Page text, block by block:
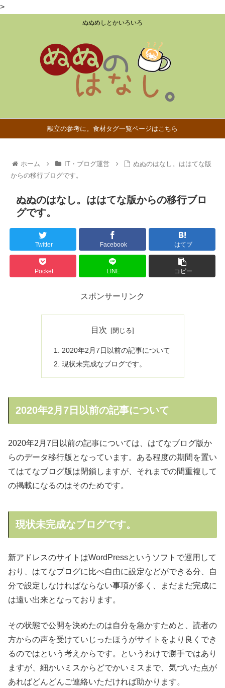
>
ぬぬめしとかいろいろ
献立の参考に。食材タグ一覧ページはこちら
ホーム IT・ブログ運営
ぬぬのはなし。ははてな版
からの移行ブログです。
ぬぬのはなし。ははてな版からの移行ブロ
グです。
Twitter Facebook はてブ
Pocket LINE コピー
スポンサーリンク
目次
2020年2月7日以前の記事について
現状未完成なブログです。
2020年2月7日以前の記事について
2020年2月7日以前の記事については、はてなブログ版か
らのデータ移行版となっています。ある程度の期間を置い
てはてなブログ版は閉鎖しますが、それまでの間重複して
の掲載になるのはそのためです。
現状未完成なブログです。
新アドレスのサイトはWordPressというソフトで運用して
おり、はてなブログに比べ自由に設定などができる分、自
分で設定しなければならない事項が多く、まだまだ完成に
は遠い出来となっております。
その状態で公開を決めたのは自分を急かすためと、読者の
方からの声を受けていじったほうがサイトをより良くでき
るのではという考えからです。というわけで勝手ではあり
ますが、細かいミスからどでかいミスまで、気づいた点が
あればどんどんご連絡いただければ助かります。